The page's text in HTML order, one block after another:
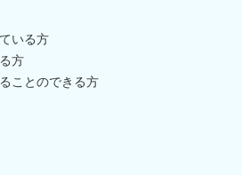
いる方
方
ことのできる方